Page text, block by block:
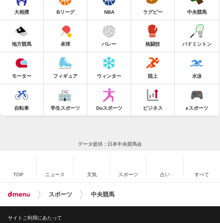
大相撲 Bリーグ NBA ラグビー 中央競馬
地方競馬 卓球 バレー 格闘技 バドミントン
モーター フィギュア ウィンター 陸上 水泳
自転車 学生スポーツ Doスポーツ ビジネス eスポーツ
データ提供：日本中央競馬会
TOP ニュース 天気 スポーツ 占い すべて
スポーツ 中央競馬
サイトご利用にあたって